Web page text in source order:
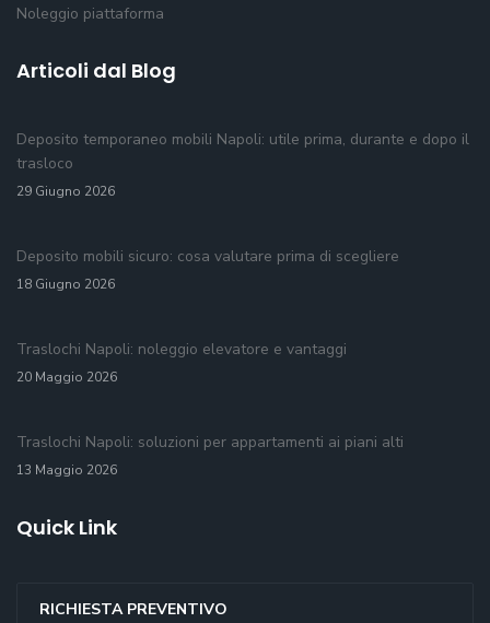
Noleggio piattaforma
Articoli dal Blog
Deposito temporaneo mobili Napoli: utile prima, durante e dopo il
trasloco
29 Giugno 2026
Deposito mobili sicuro: cosa valutare prima di scegliere
18 Giugno 2026
Traslochi Napoli: noleggio elevatore e vantaggi
20 Maggio 2026
Traslochi Napoli: soluzioni per appartamenti ai piani alti
13 Maggio 2026
Quick Link
RICHIESTA PREVENTIVO